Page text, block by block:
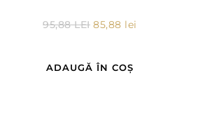
95,88LEI 85,88 lei
ADAUGĂ ÎN COȘ